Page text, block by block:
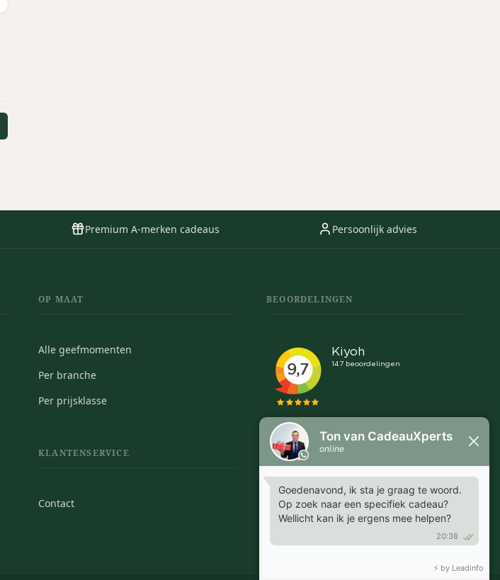
Premium A-merken cadeaus Persoonlijk advies
OP MAAT
Alle geefmomenten
Per branche
Per prijsklasse
KLANTENSERVICE
Contact
BEOORDELINGEN
Snel en makkelijk
"Communicatie was snel en helder, goed afspraken
te maken over leveringen en proefdrukken."
MARGRIET - EMMEN